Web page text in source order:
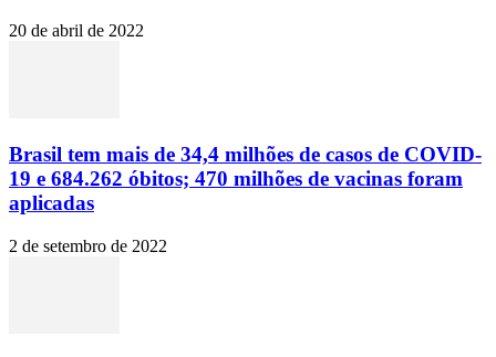
20 de abril de 2022
Brasil tem mais de 34,4 milhões de casos de COVID-
19 e 684.262 óbitos; 470 milhões de vacinas foram
aplicadas
2 de setembro de 2022